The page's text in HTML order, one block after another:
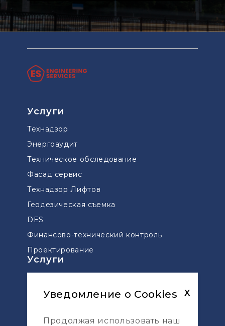
Услуги
Технадзор
Энергоаудит
Техническое обследование
Фасад сервис
Технадзор Лифтов
Геодезическая съемка
DES
Финансово-технический контроль
Проектирование
Услуги
Управление проектами
Геодезическая разбивка
Уведомление о Cookies
Продолжая использовать наш
X